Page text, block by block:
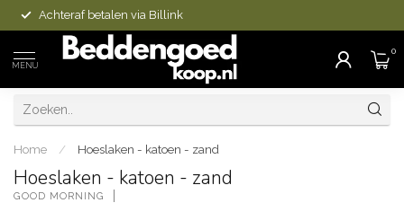
Achteraf betalen via Billink
MENU
0
Home / Hoeslaken - katoen - zand
Hoeslaken - katoen - zand
GOOD MORNING